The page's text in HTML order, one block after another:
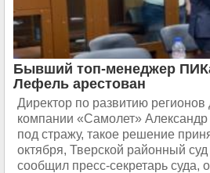
Бывший топ-менеджер
Лефель арестован
Директор по развитию регионов
компании «Самолет»
под стражу, такое решение
октября, Тверской районный
сообщил пресс-секретарь суда,